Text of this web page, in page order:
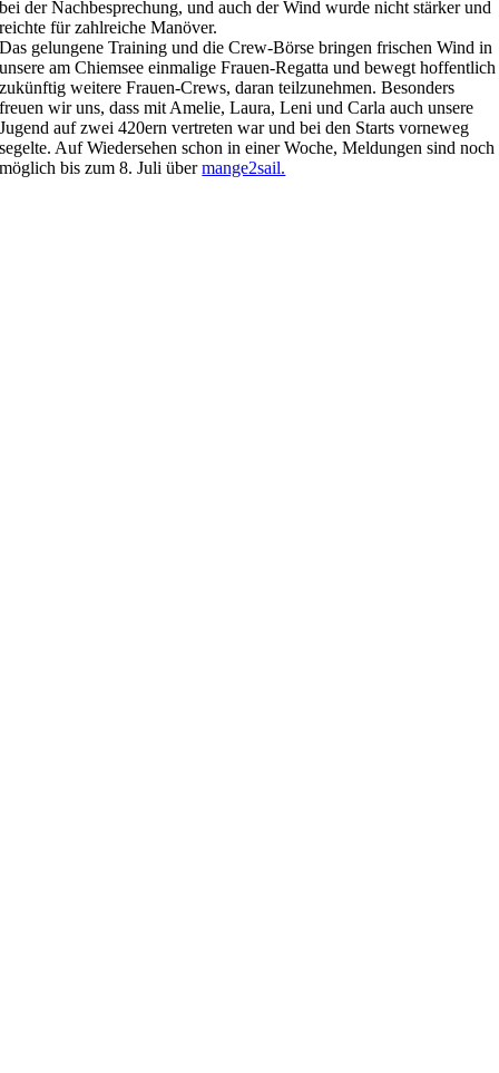
bei der Nachbesprechung, und auch der Wind wurde nicht stärker und
reichte für zahlreiche Manöver.
Das gelungene Training und die Crew-Börse bringen frischen Wind in
unsere am Chiemsee einmalige Frauen-Regatta und bewegt hoffentlich
zukünftig weitere Frauen-Crews, daran teilzunehmen. Besonders
freuen wir uns, dass mit Amelie, Laura, Leni und Carla auch unsere
Jugend auf zwei 420ern vertreten war und bei den Starts vorneweg
segelte. Auf Wiedersehen schon in einer Woche, Meldungen sind noch
möglich bis zum 8. Juli übermange2sail.